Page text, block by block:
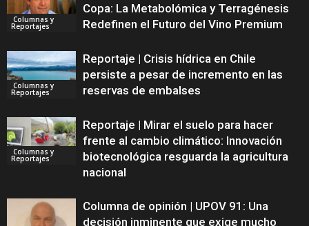
Columnas y
Reportajes
Copa: La Metabolómica y Terragénesis
Redefinen el Futuro del Vino Premium
Columnas y
Reportajes
Reportaje | Crisis hídrica en Chile
persiste a pesar de incremento en las
reservas de embalses
Columnas y
Reportajes
Reportaje | Mirar el suelo para hacer
frente al cambio climático: Innovación
biotecnológica resguarda la agricultura
nacional
Columna de opinión | UPOV 91: Una
decisión inminente que exige mucho